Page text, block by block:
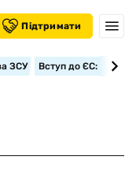
Підтримати
ЗСУ Вступ до ЄС: